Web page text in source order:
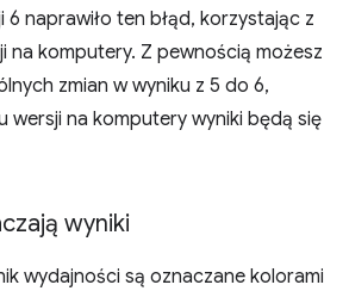
6 naprawiło ten błąd, korzystając z
na komputery. Z pewnością możesz
zmian w wyniku z 5 do 6,
wersji na komputery wyniki będą się
wyniki
wydajności są oznaczane kolorami